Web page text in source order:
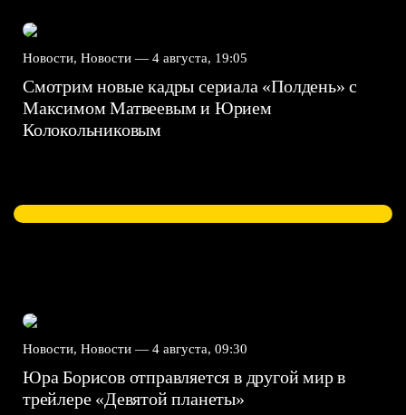
Новости, Новости — 4 августа, 19:05
Смотрим новые кадры сериала «Полдень» с
Максимом Матвеевым и Юрием
Колокольниковым
Новости, Новости — 4 августа, 09:30
Юра Борисов отправляется в другой мир в
трейлере «Девятой планеты»